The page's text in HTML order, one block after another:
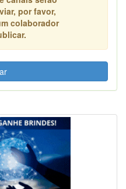
por favor,
colaborador